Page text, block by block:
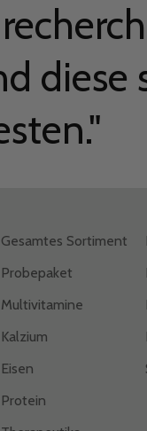
diese
Gesamtes Sortiment
Probepaket
Multivitamine
Kalzium
Eisen
Protein